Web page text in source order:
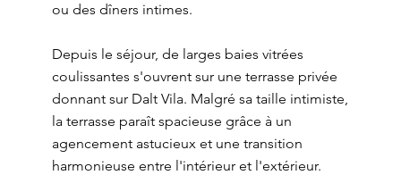
ou des dîners intimes.
Depuis le séjour, de larges baies vitrées
coulissantes s'ouvrent sur une terrasse privée
donnant sur Dalt Vila. Malgré sa taille intimiste,
la terrasse paraît spacieuse grâce à un
agencement astucieux et une transition
harmonieuse entre l'intérieur et l'extérieur.